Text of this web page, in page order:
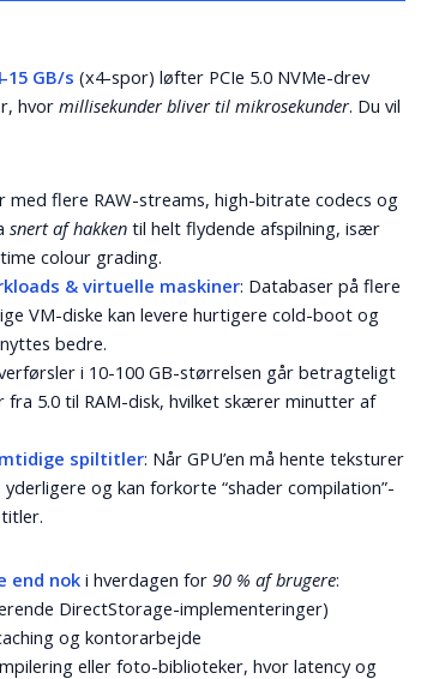
GB/s (x4-spor) løfter PCIe 5.0 NVMe-drev
hvormillisekunder bliver til mikrosekunder. Du vil
med flere RAW-streams, high-bitrate codecs og
snert af hakken til helt flydende afspilning, især
colour grading.
& virtuelle maskiner: Databaser på flere
VM-diske kan levere hurtigere cold-boot og
bedre.
i 10-100 GB-størrelsen går betragteligt
fra 5.0 til RAM-disk, hvilket skærer minutter af
spiltitler: Når GPU’en må hente teksturer
og kan forkorte “shader compilation”-
end nok i hverdagen for 90 % af brugere:
DirectStorage-implementeringer)
og kontorarbejde
eller foto-biblioteker, hvor latency og